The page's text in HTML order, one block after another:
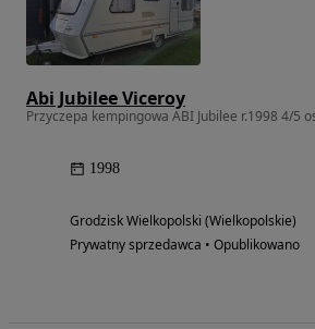
Abi Jubilee Viceroy
Przyczepa kempingowa ABI Jubilee r.1998 4/5
1998
Grodzisk Wielkopolski (Wielkopolskie)
Prywatny sprzedawca • Opublikowano